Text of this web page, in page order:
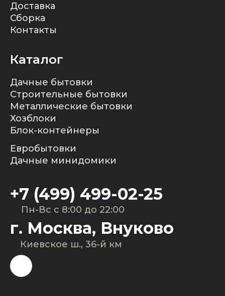
Доставка
Сборка
Контакты
Каталог
Дачные бытовки
Строительные бытовки
Металлические бытовки
Хозблоки
Блок-контейнеры
Евробытовки
Дачные минидомики
+7 (499) 499-02-25
Пн-Вс с 8:00 до 22:00
г. Москва, Внуково
Киевское ш., 36-й км